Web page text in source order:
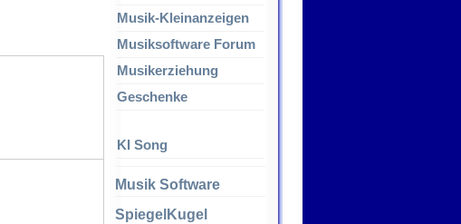
Musik-Kleinanzeigen
Musiksoftware Forum
Musikerziehung
Geschenke
KI Song
Musik Software
SpiegelKugel